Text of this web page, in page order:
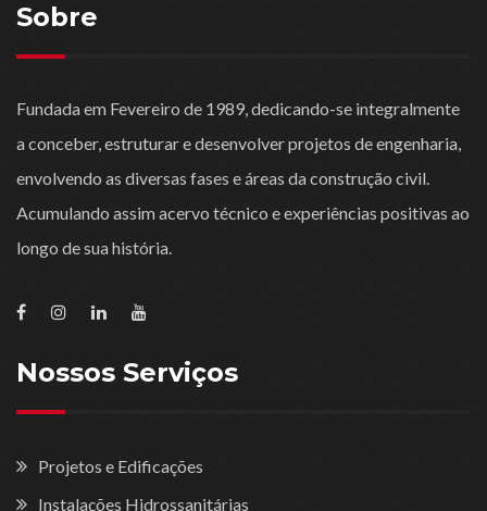
Sobre
Fundada em Fevereiro de 1989, dedicando-se integralmente
a conceber, estruturar e desenvolver projetos de engenharia,
envolvendo as diversas fases e áreas da construção civil.
Acumulando assim acervo técnico e experiências positivas ao
longo de sua história.
Nossos Serviços
Projetos e Edificações
Instalações Hidrossanitárias